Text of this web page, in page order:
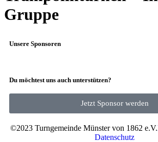
Gruppe
Unsere Sponsoren
Du möchtest uns auch unterstützen?
Jetzt Sponsor werden
©2023 Turngemeinde Münster von 1862 e.V.
Datenschutz